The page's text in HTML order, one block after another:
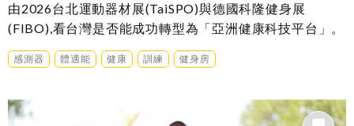
由2026台北運動器材展(TaiSPO)與德國科隆健身展
(FIBO),看台灣是否能成功轉型為「亞洲健康科技平台」。
感測器 體適能 健康 訓練 健身房